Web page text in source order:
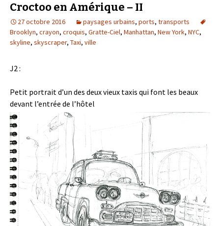
Croctoo en Amérique – II
27 octobre 2016 paysages urbains, ports, transports
Brooklyn, crayon, croquis, Gratte-Ciel, Manhattan, New York, NYC,
skyline, skyscraper, Taxi, ville
J2 :
Petit portrait d’un des deux vieux taxis qui font les beaux
devant l’entrée de l’hôtel